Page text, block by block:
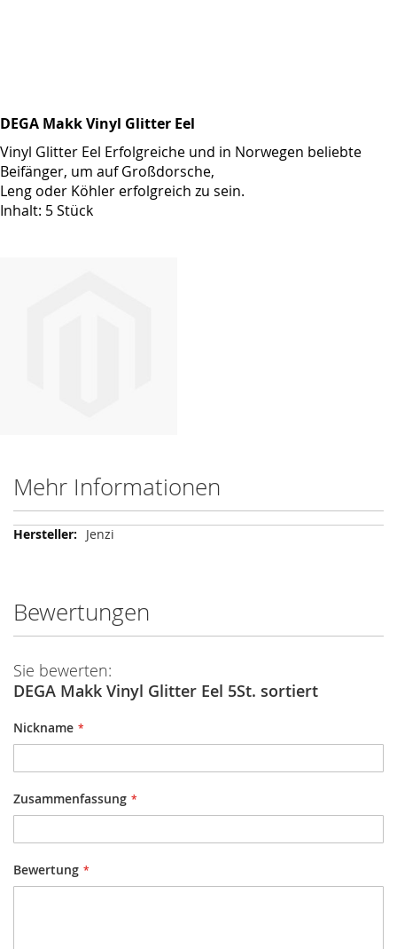
DEGA Makk Vinyl Glitter Eel
Vinyl Glitter Eel Erfolgreiche und in Norwegen beliebte
Beifänger, um auf Großdorsche,
Leng oder Köhler erfolgreich zu sein.
Inhalt: 5 Stück
Mehr Informationen
Mehr
Jenzi
Bewertungen
Sie bewerten:
DEGA Makk Vinyl Glitter Eel 5St. sortiert
Nickname
Zusammenfassung
Bewertung